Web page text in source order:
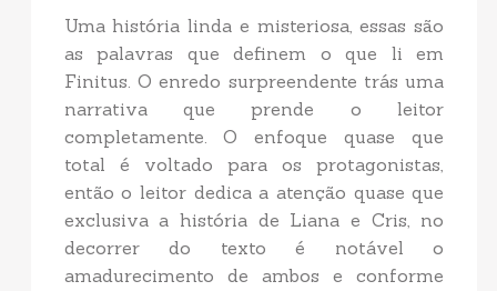
Uma história linda e misteriosa, essas são
as palavras que definem o que li em
Finitus. O enredo surpreendente trás uma
narrativa que prende o leitor
completamente. O enfoque quase que
total é voltado para os protagonistas,
então o leitor dedica a atenção quase que
exclusiva a história de Liana e Cris, no
decorrer do texto é notável o
amadurecimento de ambos e conforme